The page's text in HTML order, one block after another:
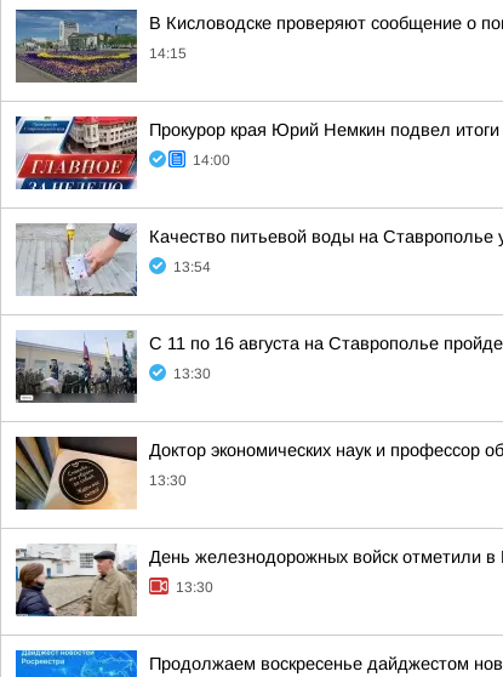
В Кисловодске проверяют сообщение о
14:15
Прокурор края Юрий Немкин подвел
14:00
Качество питьевой воды на Ставрополье
13:54
С 11 по 16 августа на Ставрополье
13:30
Доктор экономических наук и профессор
13:30
День железнодорожных войск отметили в
13:30
Продолжаем воскресенье дайджестом